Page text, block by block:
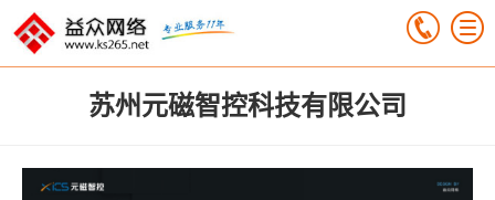
苏州元磁智控科技有限公司